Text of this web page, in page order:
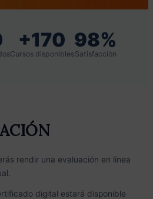
+170
Cursos disponibles
98%
Satisfacción
rendir una evaluación en línea
digital estará disponible